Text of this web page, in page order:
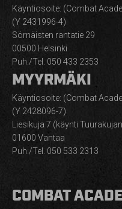
Käyntiosoite: (Combat
(Y 2431996-4)
Sörnäisten rantatie 29
00500 Helsinki
Puh./Tel. 050 433 2353
MYYRMÄKI
Käyntiosoite: (Combat
(Y 2428096-7)
Liesikuja 7 (käynti
01600 Vantaa
Puh./Tel. 050 533 2313
COMBAT